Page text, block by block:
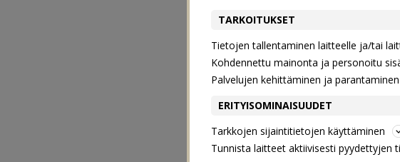
TARKOITUKSET
Tietojen tallentaminen laitteelle ja/tai
Kohdennettu mainonta ja personoitu
Palvelujen kehittäminen ja parantaminen
ERITYISOMINAISUUDET
Tarkkojen sijaintitietojen käyttäminen
Tunnista laitteet aktiivisesti pyydettyjen